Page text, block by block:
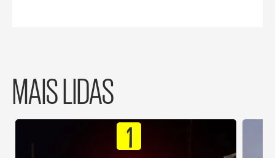
MAIS LIDAS
1